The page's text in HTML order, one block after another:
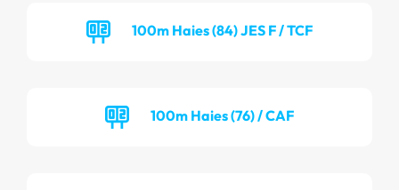
100m Haies (84) JES F / TCF
100m Haies (76) / CAF